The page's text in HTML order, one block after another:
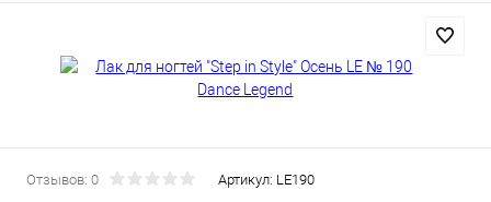
Отзывов: 0 Артикул: LE190